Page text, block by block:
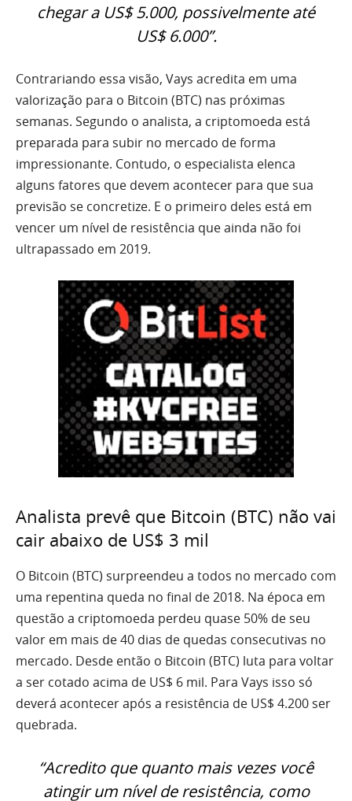
chegar a US$ 5.000, possivelmente até
US$ 6.000”.
Contrariando essa visão, Vays acredita em uma
valorização para o Bitcoin (BTC) nas próximas
semanas. Segundo o analista, a criptomoeda está
preparada para subir no mercado de forma
impressionante. Contudo, o especialista elenca
alguns fatores que devem acontecer para que sua
previsão se concretize. E o primeiro deles está em
vencer um nível de resistência que ainda não foi
ultrapassado em 2019.
Analista prevê que Bitcoin (BTC) não vai
cair abaixo de US$ 3 mil
O Bitcoin (BTC) surpreendeu a todos no mercado com
uma repentina queda no final de 2018. Na época em
questão a criptomoeda perdeu quase 50% de seu
valor em mais de 40 dias de quedas consecutivas no
mercado. Desde então o Bitcoin (BTC) luta para voltar
a ser cotado acima de US$ 6 mil. Para Vays isso só
deverá acontecer após a resistência de US$ 4.200 ser
quebrada.
“Acredito que quanto mais vezes você
atingir um nível de resistência, como